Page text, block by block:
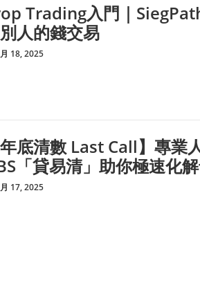
Trading入門｜
人的錢交易
18, 2025
年底清數 Last Call】專業
「貸易清」助你極速化
17, 2025